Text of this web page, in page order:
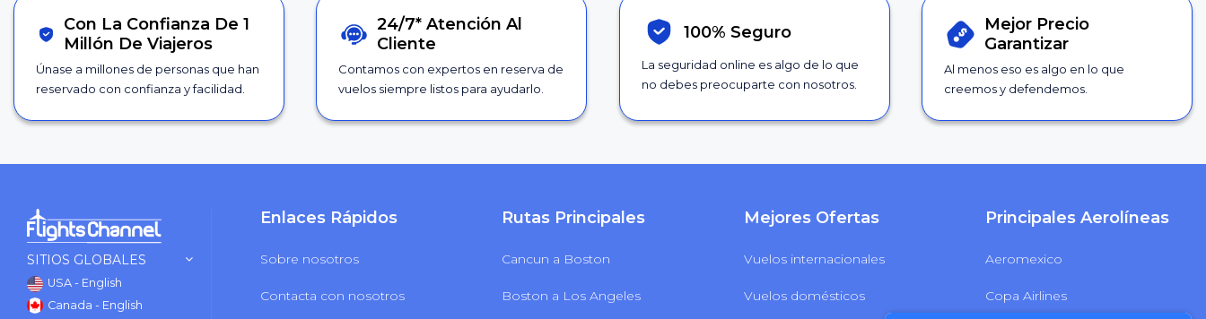
Con La Confianza De 1
Millón De Viajeros
Únase a millones de personas que han
reservado con confianza y facilidad.
24/7*Atención Al
Cliente
Contamos con expertos en reserva de
vuelos siempre listos para ayudarlo.
100% Seguro
La seguridad online es algo de lo que
no debes preocuparte con nosotros.
Mejor Precio
Garantizar
Al menos eso es algo en lo que
creemos y defendemos.
SITIOS GLOBALES
USA - English
Canada - English
Enlaces Rápidos
Sobre nosotros
Contacta con nosotros
Rutas Principales
Cancun a Boston
Boston a Los Angeles
Mejores Ofertas
Vuelos internacionales
Vuelos domésticos
Principales Aerolíneas
Aeromexico
Copa Airlines